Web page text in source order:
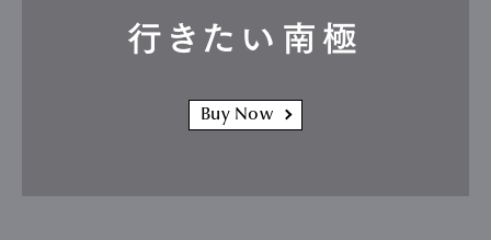
行きたい南極
Buy Now